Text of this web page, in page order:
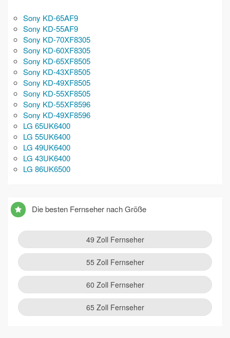
Sony KD-65AF9
Sony KD-55AF9
Sony KD-70XF8305
Sony KD-60XF8305
Sony KD-65XF8505
Sony KD-43XF8505
Sony KD-49XF8505
Sony KD-55XF8505
Sony KD-55XF8596
Sony KD-49XF8596
LG 65UK6400
LG 55UK6400
LG 49UK6400
LG 43UK6400
LG 86UK6500
Die besten Fernseher nach Größe
49 Zoll Fernseher
55 Zoll Fernseher
60 Zoll Fernseher
65 Zoll Fernseher